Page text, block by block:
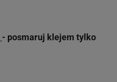
- posmaruj klejem tylko